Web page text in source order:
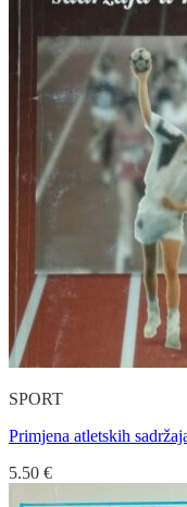
SPORT
Primjena atletskih
5.50 €